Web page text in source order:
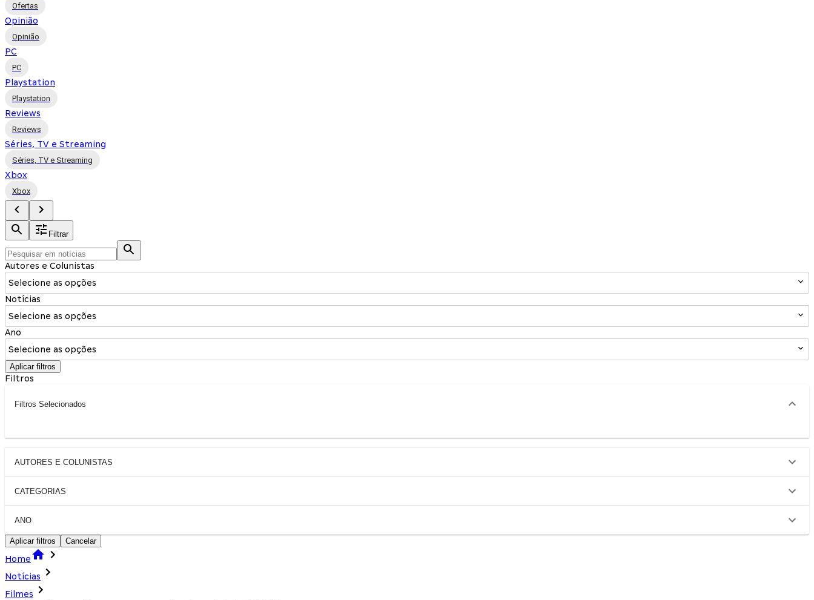
Ofertas
Opinião
Opinião
PC
PC
Playstation
Playstation
Reviews
Reviews
Séries, TV e Streaming
Séries, TV e Streaming
Xbox
Xbox
Filtrar
Autores e Colunistas
Selecione as opções
Notícias
Selecione as opções
Ano
Selecione as opções
Aplicar filtros
Filtros
Filtros Selecionados
AUTORES E COLUNISTAS
CATEGORIAS
ANO
Aplicar filtros Cancelar
Home
Notícias
Filmes